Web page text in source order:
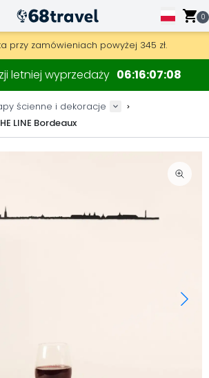
0
przy zamówieniach powyżej 345 zł.
dni na drewniane mapy i dekoracje.
map i dekoracji.
letniej wyprzedaży 06 16 07 07
ścienne i dekoracje
LINE Bordeaux
Wyszukaj